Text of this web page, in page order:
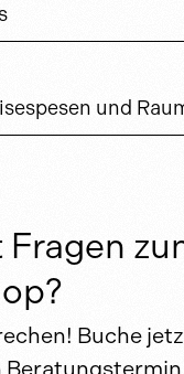
und
Fragen
Buche